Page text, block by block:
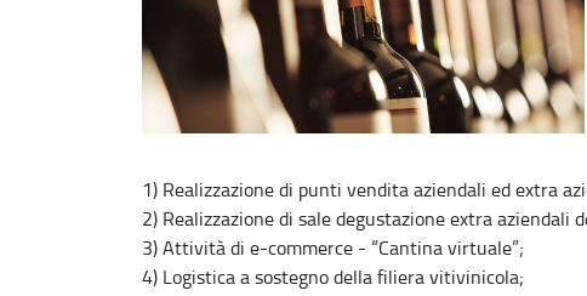
1) Realizzazione di punti vendita aziendali ed extra
2) Realizzazione di sale degustazione extra
3) Attività di e-commerce - “Cantina virtuale”;
4) Logistica a sostegno della filiera vitivinicola;